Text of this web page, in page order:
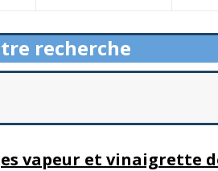
recherche
vapeur et vinaigrette